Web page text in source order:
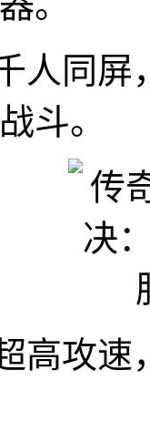
人同屏
斗。
高攻速